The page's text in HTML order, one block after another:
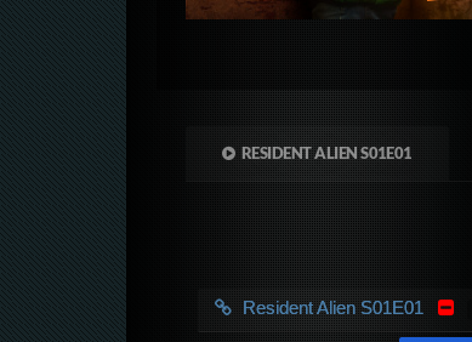
RESIDENT ALIEN S01E01
Resident Alien S01E01